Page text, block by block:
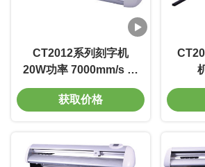
CT2012系列刻字机
20W功率 7000mm/s 线
宽0.01m 质量好 电光转
换率高 模板B
获取价格